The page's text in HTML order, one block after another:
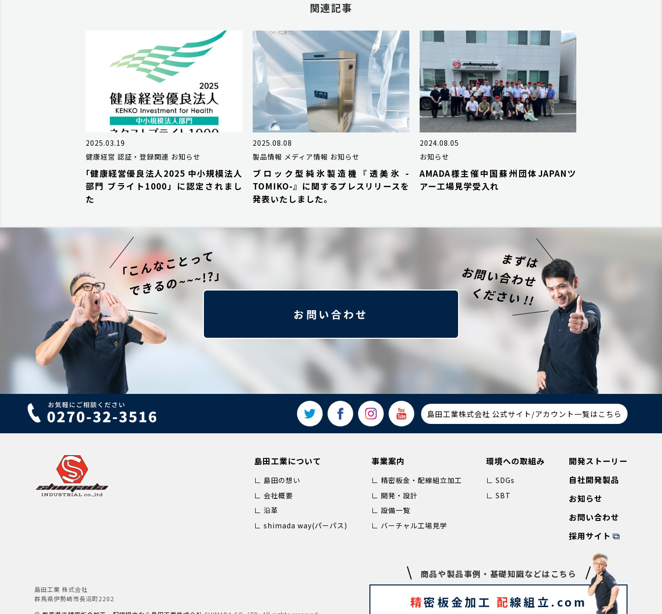
関連記事
2025.03.19
健康経営 認証・登録関連 お知らせ
｢健康経営優良法人2025 中小規模法人
部門 ブライト1000」に認定されまし
た
2025.08.08
製品情報 メディア情報 お知らせ
ブロック型純氷製造機『透美氷 -
TOMIKO-』に関するプレスリリースを
発表いたしました。
2024.08.05
お知らせ
AMADA様主催中国蘇州団体JAPANツ
アー工場見学受入れ
お問い合わせ
島田工業株式会社 公式サイト/アカウント一覧はこちら
島田工業について
∟ 島田の想い
∟ 会社概要
∟ 沿革
∟ shimada way(パーパス)
事業案内
∟ 精密板金・配線組立加工
∟ 開発・設計
∟ 設備一覧
∟ バーチャル工場見学
環境への取組み
∟ SDGs
∟ SBT
開発ストーリー
自社開発製品
お知らせ
お問い合わせ
採用サイト
商品や製品事例・基礎知識などはこちら
精密板金加工 配線組立.com
島田工業 株式会社
群馬県伊勢崎市長沼町2202